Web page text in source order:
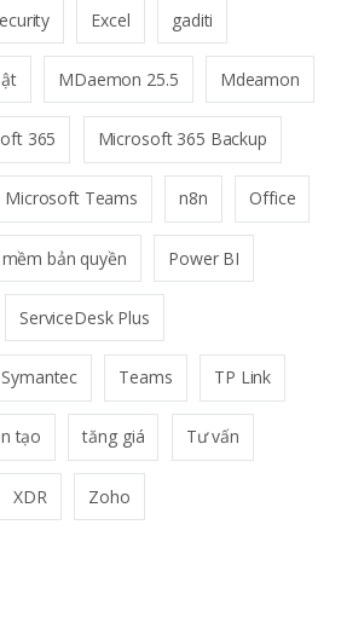
Excel gaditi
MDaemon 25.5 Mdeamon
365 Microsoft 365 Backup
Microsoft Teams n8n Office
bản quyền Power BI
ServiceDesk Plus
Symantec Teams TP Link
tạo tăng giá Tư vấn
XDR Zoho